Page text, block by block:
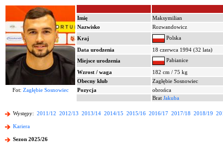
Imię
Maksymilian
Nazwisko
Rozwandowicz
Kraj
Polska
Data urodzenia
18 czerwca 1994 (32 lata)
Miejsce urodzenia
Pabianice
Wzrost / waga
182 cm / 75 kg
Obecny klub
Zagłębie Sosnowiec
Fot: Zagłębie Sosnowiec Pozycja
obrońca
Brat Jakuba
Występy: 2011/12 2012/13 2013/14 2014/15 2015/16 2016/17 2017/18 2018/19
Kariera
Sezon 2025/26